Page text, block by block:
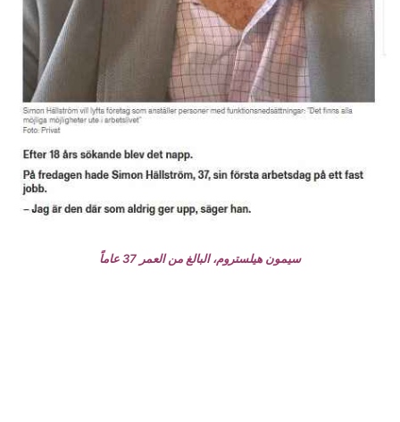
سيمون هيلستروم، البالغ من العمر 37 عاماً